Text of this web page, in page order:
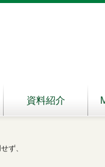
資料紹介
ず、